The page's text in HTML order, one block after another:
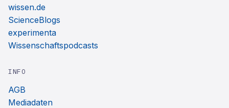
wissen.de
ScienceBlogs
experimenta
Wissenschaftspodcasts
INFO
AGB
Mediadaten